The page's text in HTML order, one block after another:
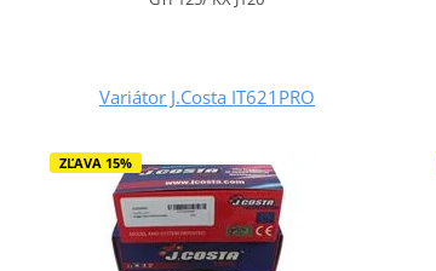
Variátor J.Costa IT621PRO
ZĽAVA 15%